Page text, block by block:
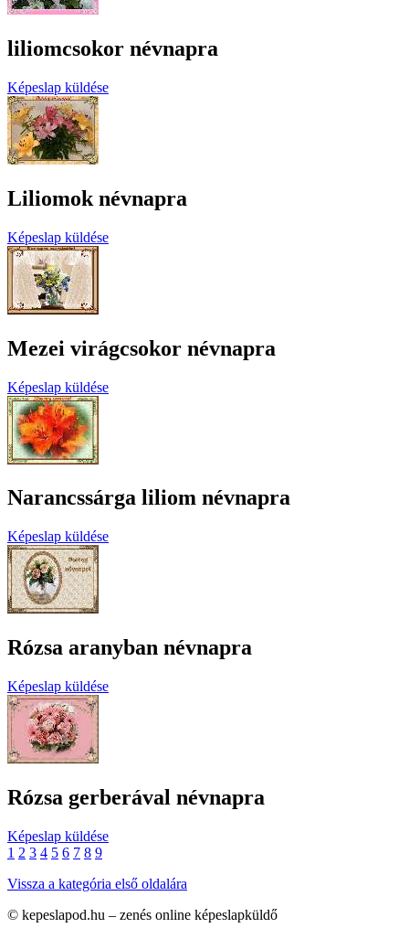
liliomcsokor névnapra
Képeslap küldése
Liliomok névnapra
Képeslap küldése
Mezei virágcsokor névnapra
Képeslap küldése
Narancssárga liliom névnapra
Képeslap küldése
Rózsa aranyban névnapra
Képeslap küldése
Rózsa gerberával névnapra
Képeslap küldése
1 2 3 4 5 6 7 8 9
Vissza a kategória első oldalára
© kepeslapod.hu – zenés online képeslapküldő